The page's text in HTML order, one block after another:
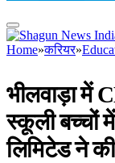
Home»करियर»
भीलवाड़ा में
स्कूली बच्चों
लिमिटेड ने